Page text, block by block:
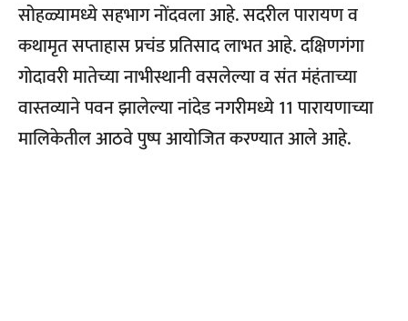
सोहळ्यामध्ये सहभाग नोंदवला आहे. सदरील पारायण व
कथामृत सप्ताहास प्रचंड प्रतिसाद लाभत आहे. दक्षिणगंगा
गोदावरी मातेच्या नाभीस्थानी वसलेल्या व संत मंहंताच्या
वास्तव्याने पवन झालेल्या नांदेड नगरीमध्ये 11 पारायणाच्या
मालिकेतील आठवे पुष्प आयोजित करण्यात आले आहे.